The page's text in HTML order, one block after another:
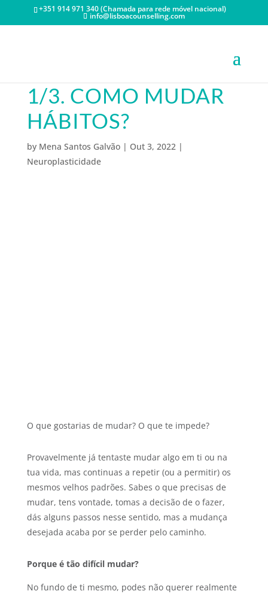
+351 914 971 340 (Chamada para rede móvel nacional)
info@lisboacounselling.com
1/3. COMO MUDAR
HÁBITOS?
by Mena Santos Galvão| Out 3, 2022|
Neuroplasticidade
O que gostarias de mudar? O que te impede?
Provavelmente já tentaste mudar algo em ti ou na
tua vida, mas continuas a repetir (ou a permitir) os
mesmos velhos padrões. Sabes o que precisas de
mudar, tens vontade, tomas a decisão de o fazer,
dás alguns passos nesse sentido, mas a mudança
desejada acaba por se perder pelo caminho.
Porque é tão difícil mudar?
No fundo de ti mesmo, podes não querer realmente